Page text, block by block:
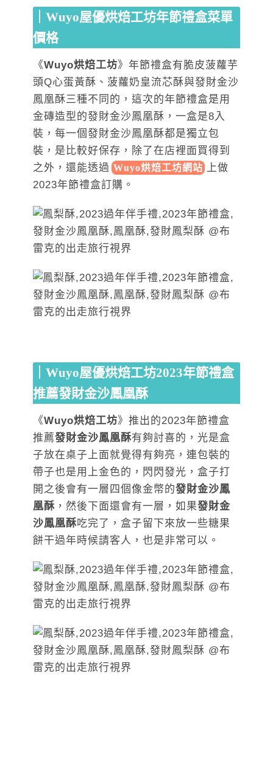
｜Wuyo屋優烘焙工坊年節禮盒菜單
價格
《Wuyo烘焙工坊》年節禮盒有脆皮菠蘿芋
頭Q心蛋黃酥、菠蘿奶皇流芯酥與發財金沙
鳳凰酥三種不同的，這次的年節禮盒是用
金磚造型的發財金沙鳳凰酥，一盒是8入
裝，每一個發財金沙鳳凰酥都是獨立包
裝，是比較好保存，除了在店裡面買得到
之外，還能透過 Wuyo烘焙工坊網站
上做
2023年節禮盒訂購。
｜Wuyo屋優烘焙工坊2023年節禮盒
推薦發財金沙鳳凰酥
《Wuyo烘焙工坊》推出的2023年節禮盒
推薦發財金沙鳳凰酥有夠討喜的，光是盒
子放在桌子上面就覺得有夠亮，連包裝的
帶子也是用上金色的，閃閃發光，盒子打
開之後會有一層四個像金幣的發財金沙鳳
凰酥 ，然後下面還會有一層，如果發財金
沙鳳凰酥吃完了，盒子留下來放一些糖果
餅干過年時候請客人，也是非常可以。